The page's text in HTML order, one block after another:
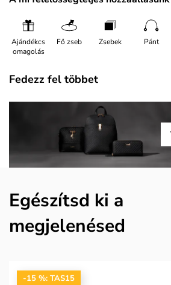
Ajándékcs
omagolás
Fő zseb Zsebek Pánt
Fedezz fel többet
Egészítsd ki a
megjelenésed
-15 %: TAS15